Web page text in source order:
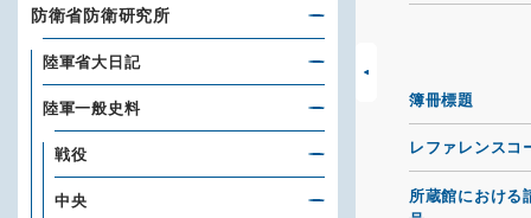
簿冊標題
レファレンスコ
所蔵館における
防衛省防衛研究所
陸軍省大日記
陸軍一般史料
戦役
中央